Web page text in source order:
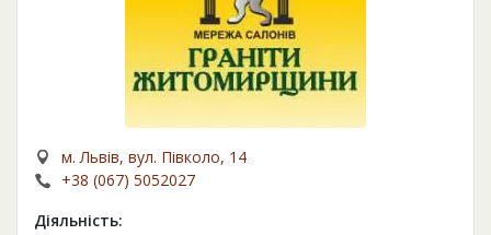
м. Львів, вул. Півколо, 14
+38 (067) 5052027
Діяльність: